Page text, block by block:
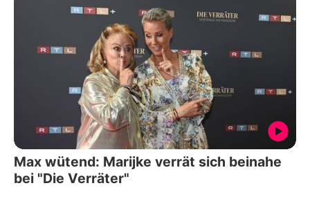
Max wütend: Marijke verrät sich beinahe
bei "Die Verräter"